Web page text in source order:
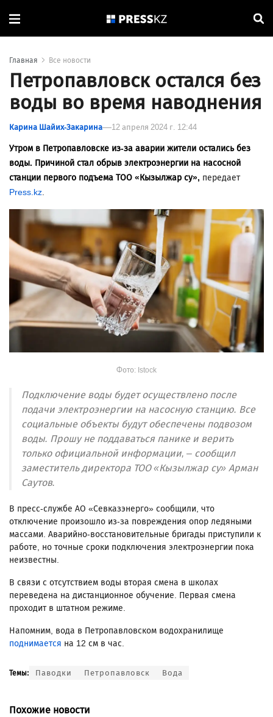
Главная Все новости
Петропавловск остался без
воды во время наводнения
Карина Шайих-Закарина 12 апреля 2024 г. 12:44
Утром в Петропавловске из-за аварии жители остались без
воды. Причиной стал обрыв электроэнергии на насосной
станции первого подъема ТОО «Кызылжар су», передает
Press.kz.
Фото: Istock
Подключение воды будет осуществлено после
подачи электроэнергии на насосную станцию. Все
социальные объекты будут обеспечены подвозом
воды. Прошу не поддаваться панике и верить
только официальной информации, – сообщил
заместитель директора ТОО «Кызылжар су» Арман
Саутов.
В пресс-службе АО «Севказэнерго» сообщили, что
отключение произошло из-за повреждения опор ледяными
массами. Аварийно-восстановительные бригады приступили к
работе, но точные сроки подключения электроэнергии пока
неизвестны.
В связи с отсутствием воды вторая смена в школах
переведена на дистанционное обучение. Первая смена
проходит в штатном режиме.
Напомним, вода в Петропавловском водохранилище
поднимается на 12 см в час.
Темы: Паводки Петропавловск Вода
Похожие новости